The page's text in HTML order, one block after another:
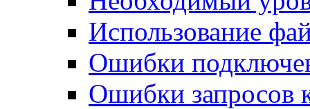
Использование
Ошибки
Ошибки запросов